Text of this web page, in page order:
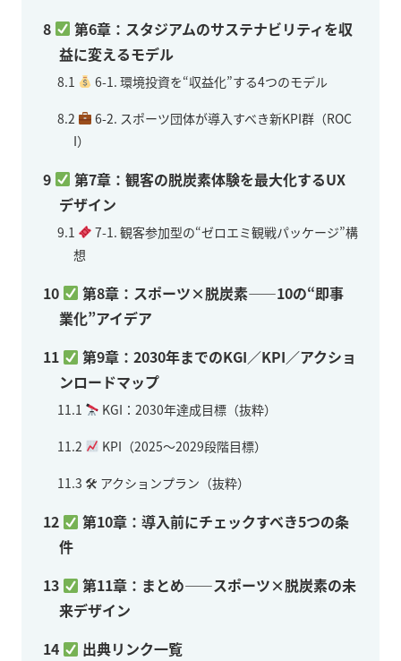
8
第6章：スタジアムのサステナビリティを収
益に変えるモデル
8.1 6-1. 環境投資を“収益化”する4つのモデル
8.2
6-2. スポーツ団体が導入すべき新KPI群（ROC
I）
9
第7章：観客の脱炭素体験を最大化するUX
デザイン
9.1
7-1. 観客参加型の“ゼロエミ観戦パッケージ”構
想
10
第8章：スポーツ×脱炭素——10の“即事
業化”アイデア
11
第9章：2030年までのKGI／KPI／アクショ
ンロードマップ
11.1 KGI：2030年達成目標（抜粋）
11.2 KPI（2025〜2029段階目標）
11.3 🛠 アクションプラン（抜粋）
12
第10章：導入前にチェックすべき5つの条
件
13
第11章：まとめ——スポーツ×脱炭素の未
来デザイン
14
出典リンク一覧